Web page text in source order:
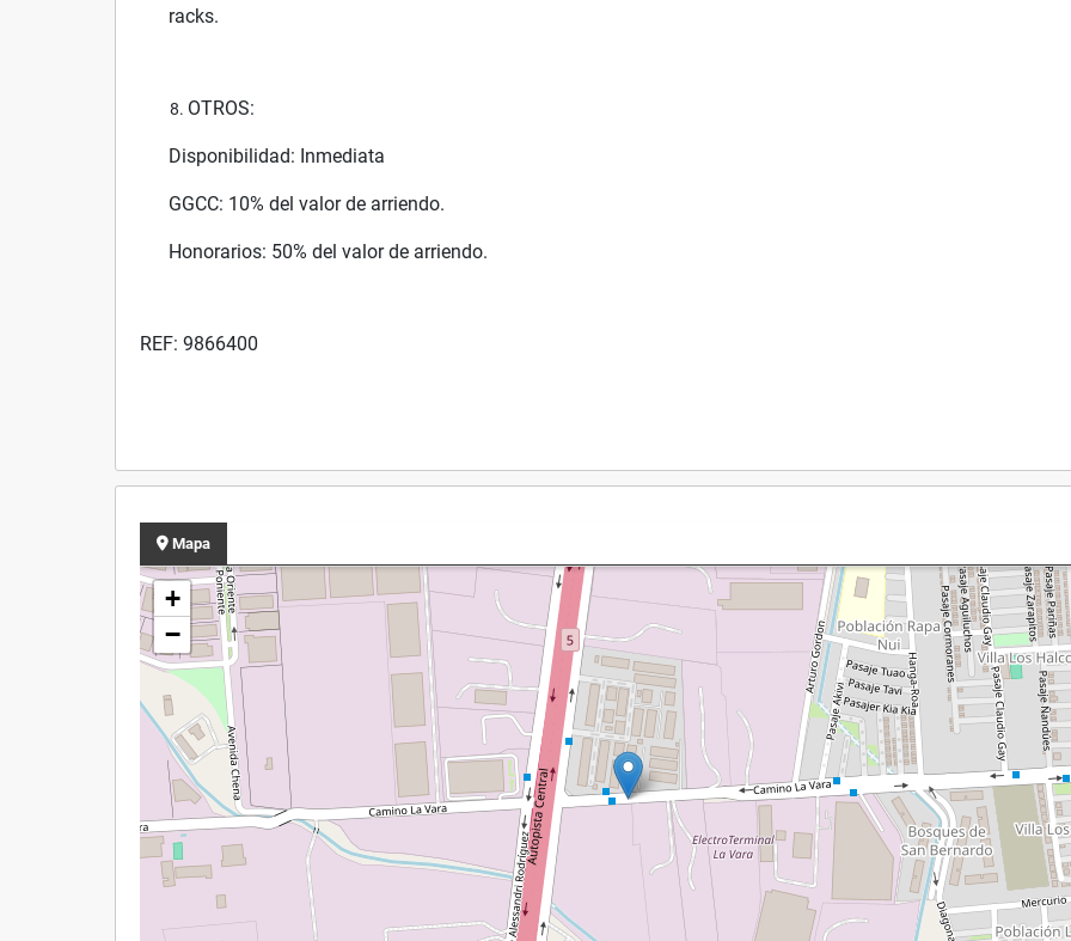
racks.
OTROS:
Disponibilidad: Inmediata
GGCC: 10% del valor de arriendo.
Honorarios: 50% del valor de arriendo.
REF: 9866400
Mapa
+
−